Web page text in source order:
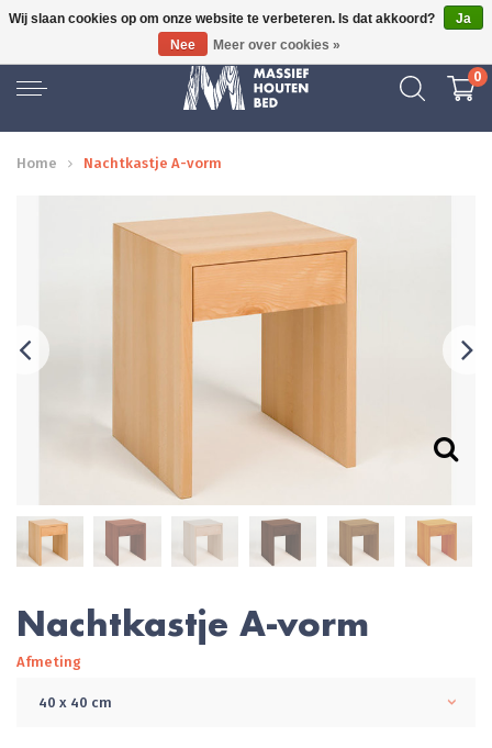
GRATIS BEZORGD
0
Home Nachtkastje A-vorm
Nachtkastje A-vorm
Afmeting
40 x 40 cm
Wij slaan cookies op om onze website te verbeteren. Is dat akkoord?
Ja
Nee
Meer over cookies »